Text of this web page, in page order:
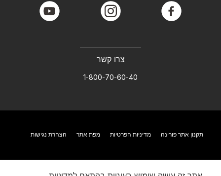
צרו קשר
1-800-70-60-40
facebook
instagram
youtube
תקנון אתר פורינה מדיניות הפרטיות מפת אתר הצהרת נגישות